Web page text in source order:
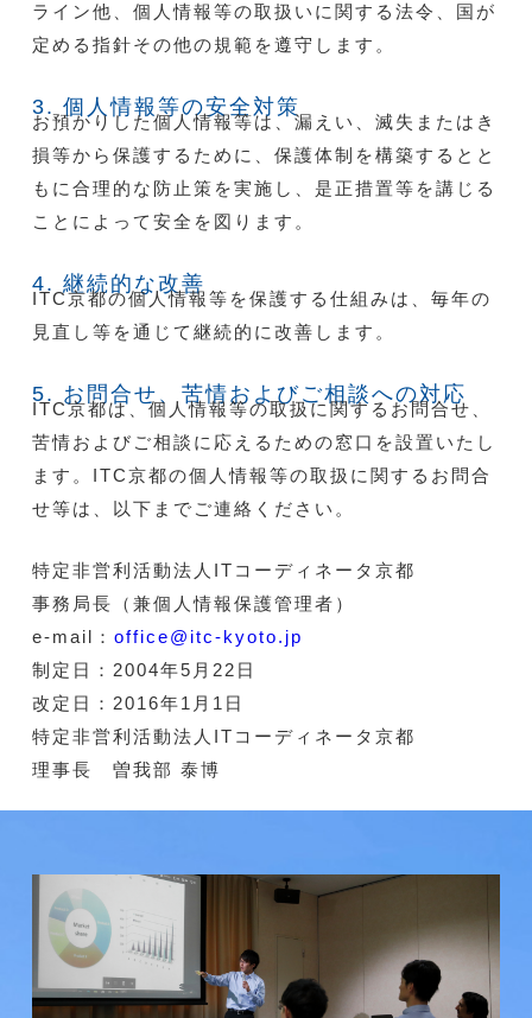
ライン他、個人情報等の取扱いに関する法令、国が
定める指針その他の規範を遵守します。
3. 個人情報等の安全対策
お預かりした個人情報等は、漏えい、滅失またはき
損等から保護するために、保護体制を構築するとと
もに合理的な防止策を実施し、是正措置等を講じる
ことによって安全を図ります。
4. 継続的な改善
ITC京都の個人情報等を保護する仕組みは、毎年の
見直し等を通じて継続的に改善します。
5. お問合せ、苦情およびご相談への対応
ITC京都は、個人情報等の取扱に関するお問合せ、
苦情およびご相談に応えるための窓口を設置いたし
ます。ITC京都の個人情報等の取扱に関するお問合
せ等は、以下までご連絡ください。
特定非営利活動法人ITコーディネータ京都
事務局長（兼個人情報保護管理者）
e-mail： office@itc-kyoto.jp
制定日：2004年5月22日
改定日：2016年1月1日
特定非営利活動法人ITコーディネータ京都
理事長 曽我部 泰博